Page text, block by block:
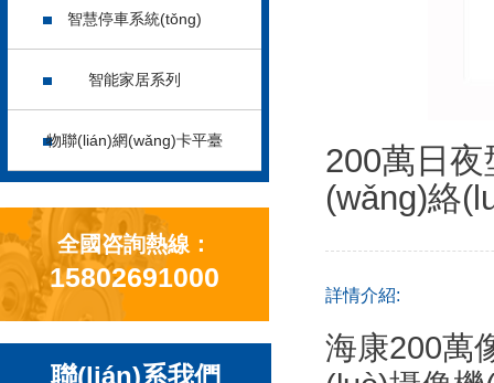
智慧停車系統(tǒng)
智能家居系列
物聯(lián)網(wǎng)卡平臺
全國咨詢熱線：
15802691000
聯(lián)系我們
200萬日
(wǎng)絡
詳情介紹:
海康200萬